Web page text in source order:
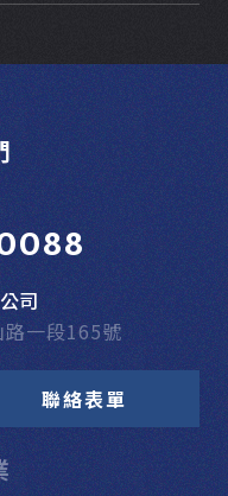
司
一段165號
聯絡表單